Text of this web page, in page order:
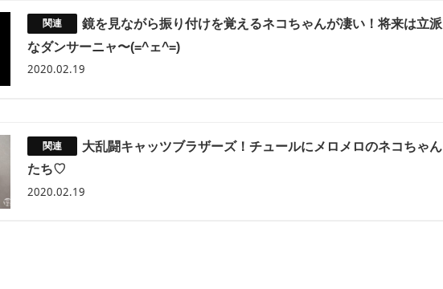
鏡を見ながら振り付けを覚えるネコちゃんが凄い！将来は立派
なダンサーニャ〜(=^ェ^=)
2020.02.19
大乱闘キャッツブラザーズ！チュールにメロメロのネコちゃん
たち♡
2020.02.19